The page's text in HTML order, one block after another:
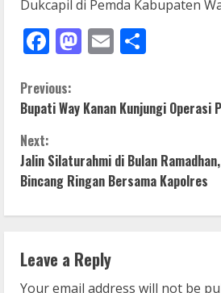
Dukcapil di Pemda Kabupaten
Facebook
Mastodon
Email
C
o
n
t
n
Previous:
Bupati Way Kanan Kunjungi Operasi
Next:
Jalin Silaturahmi di Bulan
Bincang Ringan Bersama Kapolres
Leave a Reply
Your email address will not be